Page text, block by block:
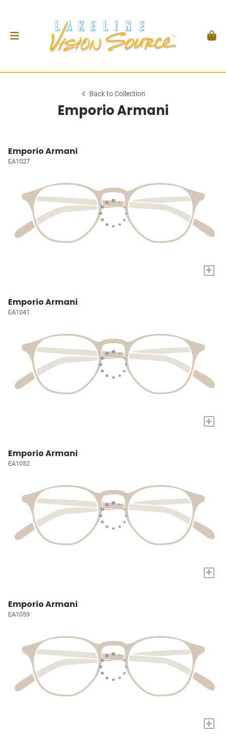
Back to Collection
Emporio Armani
Emporio Armani
EA1027
+
Emporio Armani
EA1041
+
Emporio Armani
EA1052
+
Emporio Armani
EA1059
+